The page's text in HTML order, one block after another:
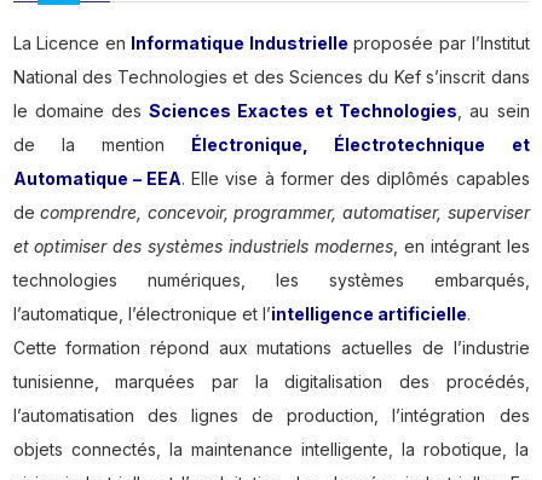
La Licence en Informatique Industrielle proposée par l’Institut
National des Technologies et des Sciences du Kef s’inscrit dans
le domaine des Sciences Exactes et Technologies , au sein
de la mention Électronique, Électrotechnique et
Automatique – EEA. Elle vise à former des diplômés capables
decomprendre, concevoir, programmer, automatiser, superviser
et optimiser des systèmes industriels modernes, en intégrant les
technologies numériques, les systèmes embarqués,
l’automatique, l’électronique et l’intelligence artificielle.
Cette formation répond aux mutations actuelles de l’industrie
tunisienne, marquées par la digitalisation des procédés,
l’automatisation des lignes de production, l’intégration des
objets connectés, la maintenance intelligente, la robotique, la